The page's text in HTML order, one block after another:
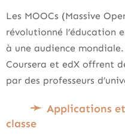
Les MOOCs (Massive
révolutionné l’éducation
à une audience
Coursera et edX offrent
par des professeurs
Applications
classe